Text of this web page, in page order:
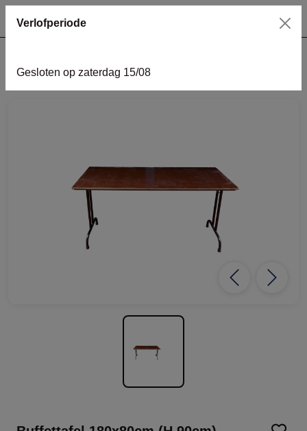
home meubilair buffet Buffettafel 180x80cm (H 90cm)
PreviousNext
Verlofperiode
Gesloten op zaterdag 15/08